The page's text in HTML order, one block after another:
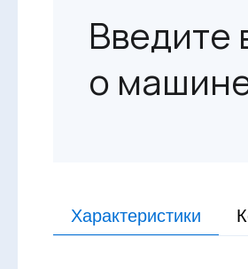
Введите
о
Характеристики